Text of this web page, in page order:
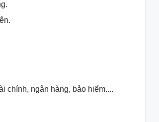
chính, ngân hàng, bảo hiểm....